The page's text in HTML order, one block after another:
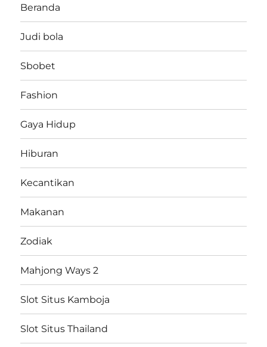
Beranda
Judi bola
Sbobet
Fashion
Gaya Hidup
Hiburan
Kecantikan
Makanan
Zodiak
Mahjong Ways 2
Slot Situs Kamboja
Slot Situs Thailand